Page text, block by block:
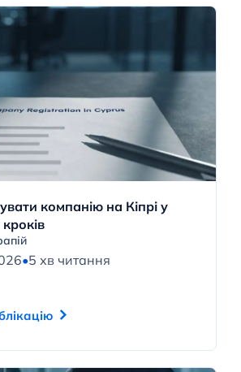
компанію на Кіпрі у
•5 хв читання